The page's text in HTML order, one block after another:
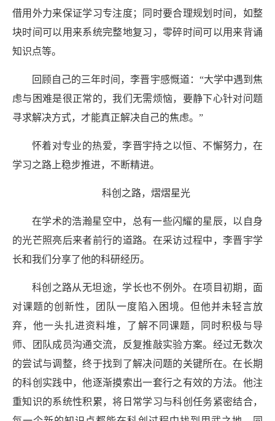
借用 外力来保证学习专注度；同时要合理规划时间，如整
块时间可以用来系统完整地复习，零碎时间可以用来背诵
知识点等。
回顾自己的三年时间，李晋宇感慨道： “大学中遇到焦
虑与困难是很正常的，我们无需烦恼，要静下心针对问题
寻求解决方式，才能真正解决自己的焦虑。”
怀着对专业的热爱，李晋宇持之以恒、不懈努力，在
学习之路上稳步推进，不断精进。
科创 之路，熠熠星光
在学术的浩瀚星空中，总有一些闪耀的星辰，以自身
的光芒照亮后来者前行的道路。在采访过程中，李晋宇学
长和我们分享了他的科研经历。
科创 之路从无坦途，学长也不例外。在项目初期，面
对课题的创新性，团队一度陷入困境。但他并未轻言放
弃，他一头扎进资料堆，了解不同课题，同时积极与导
师、团队成员沟通交流，反复推敲实验方案。经过无数次
的尝试与调整，终于找到了解决问题的关键所在。在长期
的科创 实践中，他逐渐摸索出一套行之有效的方法。他注
重知识的系统性积累，将日常学习与科创任务紧密结合，